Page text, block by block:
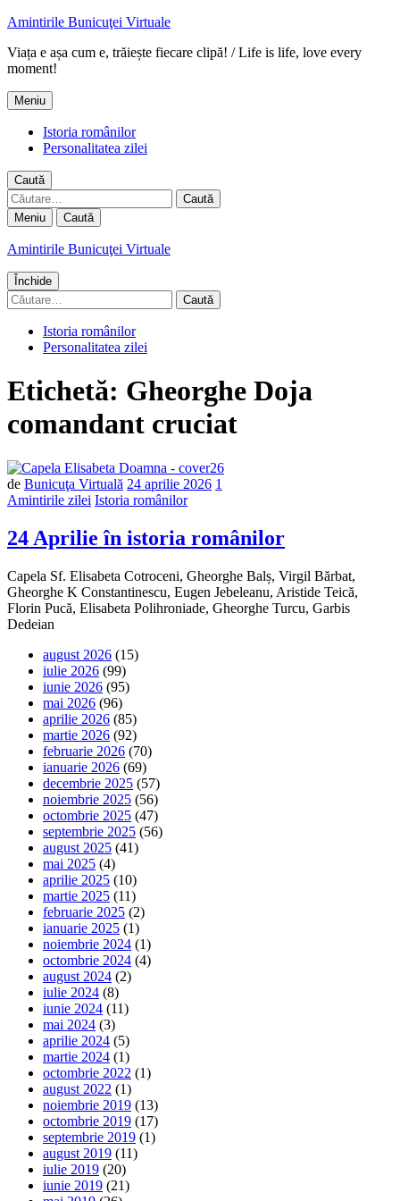
Amintirile Bunicuţei Virtuale
Viața e așa cum e, trăiește fiecare clipă! / Life is life, love every
moment!
Meniu
Istoria românilor
Personalitatea zilei
Caută
Caută
după:
Meniu Caută
Amintirile Bunicuţei Virtuale
Închide
Caută
după:
Istoria românilor
Personalitatea zilei
Etichetă: Gheorghe Doja
comandant cruciat
de Bunicuţa Virtuală 24 aprilie 2026 1
Amintirile zilei Istoria românilor
24 Aprilie în istoria românilor
Capela Sf. Elisabeta Cotroceni, Gheorghe Balș, Virgil Bărbat,
Gheorghe K Constantinescu, Eugen Jebeleanu, Aristide Teică,
Florin Pucă, Elisabeta Polihroniade, Gheorghe Turcu, Garbis
Dedeian
august 2026 (15)
iulie 2026 (99)
iunie 2026 (95)
mai 2026 (96)
aprilie 2026 (85)
martie 2026 (92)
februarie 2026 (70)
ianuarie 2026 (69)
decembrie 2025 (57)
noiembrie 2025 (56)
octombrie 2025 (47)
septembrie 2025 (56)
august 2025 (41)
mai 2025 (4)
aprilie 2025 (10)
martie 2025 (11)
februarie 2025 (2)
ianuarie 2025 (1)
noiembrie 2024 (1)
octombrie 2024 (4)
august 2024 (2)
iulie 2024 (8)
iunie 2024 (11)
mai 2024 (3)
aprilie 2024 (5)
martie 2024 (1)
octombrie 2022 (1)
august 2022 (1)
noiembrie 2019 (13)
octombrie 2019 (17)
septembrie 2019 (1)
august 2019 (11)
iulie 2019 (20)
iunie 2019 (21)